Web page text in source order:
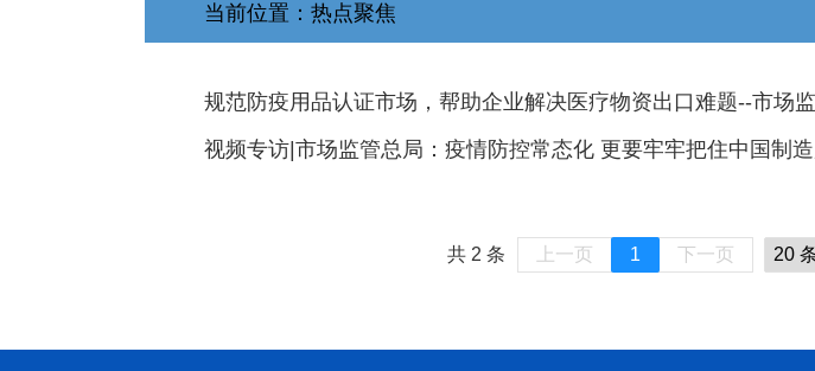
当前位置：热点聚焦
规范防疫用品认证市场，帮助企业解决医疗物资出口难题--市场
视频专访|市场监管总局：疫情防控常态化 更要牢牢把住中国制
共 2 条 上一页 1 下一页